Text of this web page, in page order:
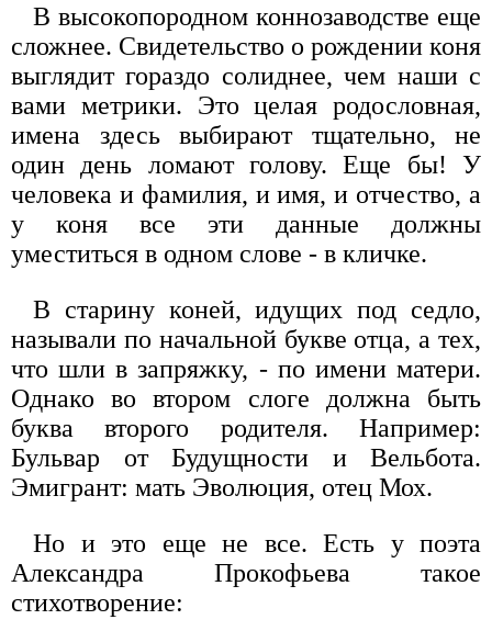
В высокопородном коннозаводстве еще
сложнее. Свидетельство о рождении коня
выглядит гораздо солиднее, чем наши с
вами метрики. Это целая родословная,
имена здесь выбирают тщательно, не
один день ломают голову. Еще бы! У
человека и фамилия, и имя, и отчество, а
у коня все эти данные должны
уместиться в одном слове - в кличке.
В старину коней, идущих под седло,
называли по начальной букве отца, а тех,
что шли в запряжку, - по имени матери.
Однако во втором слоге должна быть
буква второго родителя. Например:
Бульвар от Будущности и Вельбота.
Эмигрант: мать Эволюция, отец Мох.
Но и это еще не все. Есть у поэта
Александра Прокофьева такое
стихотворение: